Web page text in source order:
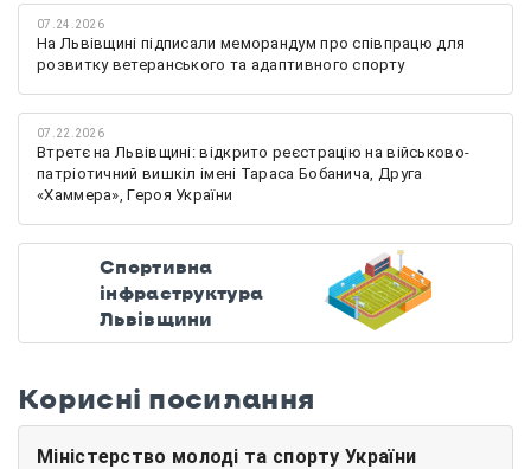
07.24.2026
На Львівщині підписали меморандум про співпрацю для
розвитку ветеранського та адаптивного спорту
07.22.2026
Втретє на Львівщині: відкрито реєстрацію на військово-
патріотичний вишкіл імені Тараса Бобанича, Друга
«Хаммера», Героя України
Спортивна
інфраструктура
Львівщини
Корисні посилання
Міністерство молоді та спорту України